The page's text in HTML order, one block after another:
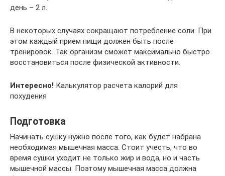
день – 2 л.
В некоторых случаях сокращают потребление соли. При
этом каждый прием пищи должен быть после
тренировок. Так организм сможет максимально быстро
восстановиться после физической активности.
Интересно! Калькулятор расчета калорий для
похудения
Подготовка
Начинать сушку нужно после того, как будет набрана
необходимая мышечная масса. Стоит учесть, что во
время сушки уходит не только жир и вода, но и часть
мышечной массы. Поэтому мышечная масса должна